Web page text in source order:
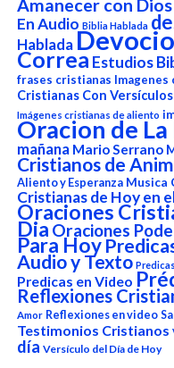
Amanecer con Dios
En Audio Biblia Hablada
Hablada
Correa Estudios
frases cristianas Imagenes
Cristianas Con Versículos
Imágenes cristianas de aliento
Oracion de
mañana Mario Serrano
Cristianos de
Aliento y Esperanza Musica
Cristianas de Hoy en
Oraciones
Dia Oraciones
Para Hoy
Audio y Texto
Predicas en Video
Reflexiones
Amor Reflexiones en video
Testimonios Cristianos
día Versículo del Día de Hoy